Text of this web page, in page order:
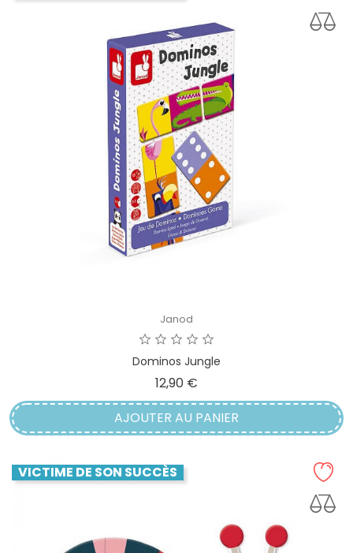
Janod
Dominos Jungle
12,90 €
AJOUTER AU PANIER
VICTIME DE SON SUCCÈS